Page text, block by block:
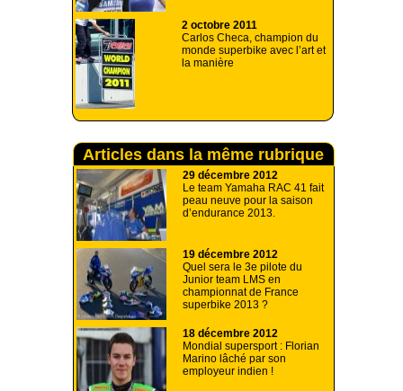
2 octobre 2011
Carlos Checa, champion du
monde superbike avec l’art et
la manière
Articles dans la même rubrique
29 décembre 2012
Le team Yamaha RAC 41 fait
peau neuve pour la saison
d’endurance 2013.
19 décembre 2012
Quel sera le 3e pilote du
Junior team LMS en
championnat de France
superbike 2013 ?
18 décembre 2012
Mondial supersport : Florian
Marino lâché par son
employeur indien !